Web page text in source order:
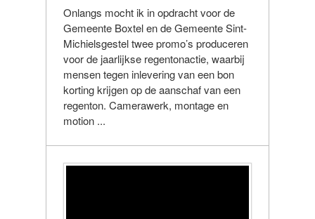
Onlangs mocht ik in opdracht voor de
Gemeente Boxtel en de Gemeente Sint-
Michielsgestel twee promo’s produceren
voor de jaarlijkse regentonactie, waarbij
mensen tegen inlevering van een bon
korting krijgen op de aanschaf van een
regenton. Camerawerk, montage en
motion ...